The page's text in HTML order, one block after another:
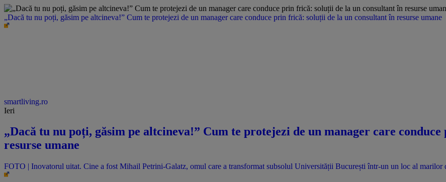
„Dacă tu nu poți, găsim pe altcineva!” Cum te protejezi de un manager care conduce prin frică: soluții de la un consultant în resurse umane
smartliving.ro
Ieri
„Dacă tu nu poți, găsim pe altcineva!” Cum te protejezi de un manager care
resurse umane
FOTO | Inovatorul uitat. Cine a fost Mihail Petrini-Galatz, omul care a transformat subsolul Universității București într-un un loc al marilor